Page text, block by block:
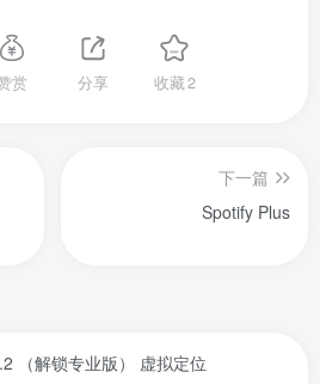
赏 分享 收藏2
下一篇
Spotify Plus
（解锁专业版） 虚拟定位